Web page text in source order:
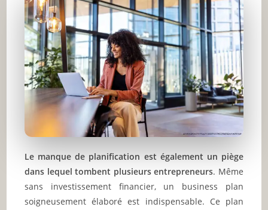
Le manque de planification est également un piège
dans lequel tombent plusieurs entrepreneurs. Même
sans investissement financier, un business plan
soigneusement élaboré est indispensable. Ce plan